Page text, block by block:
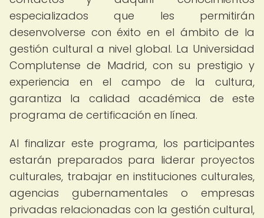
especializados que les permitirán
desenvolverse con éxito en el ámbito de la
gestión cultural a nivel global. La Universidad
Complutense de Madrid, con su prestigio y
experiencia en el campo de la cultura,
garantiza la calidad académica de este
programa de certificación en línea.
Al finalizar este programa, los participantes
estarán preparados para liderar proyectos
culturales, trabajar en instituciones culturales,
agencias gubernamentales o empresas
privadas relacionadas con la gestión cultural,